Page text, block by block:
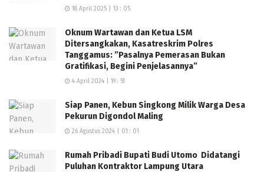
18 April 2025 | 13 : 05
Oknum Wartawan dan Ketua LSM
Ditersangkakan, Kasatreskrim Polres
Tanggamus: ”Pasalnya Pemerasan Bukan
Gratifikasi, Begini Penjelasannya”
4 April 2024 | 19 : 51
Siap Panen, Kebun Singkong Milik Warga Desa
Pekurun Digondol Maling
26 Agustus 2024 | 01 : 01
Rumah Pribadi Bupati Budi Utomo Didatangi
Puluhan Kontraktor Lampung Utara